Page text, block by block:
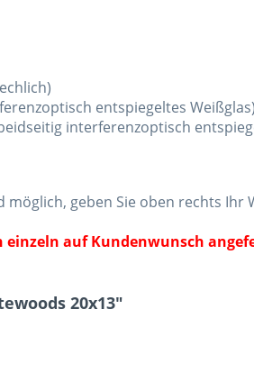
entspiegeltes Weißglas)
interferenzoptisch
möglich, geben Sie oben rechts Ihr
auf Kundenwunsch
20x13"